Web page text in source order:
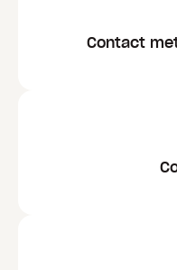
Contact